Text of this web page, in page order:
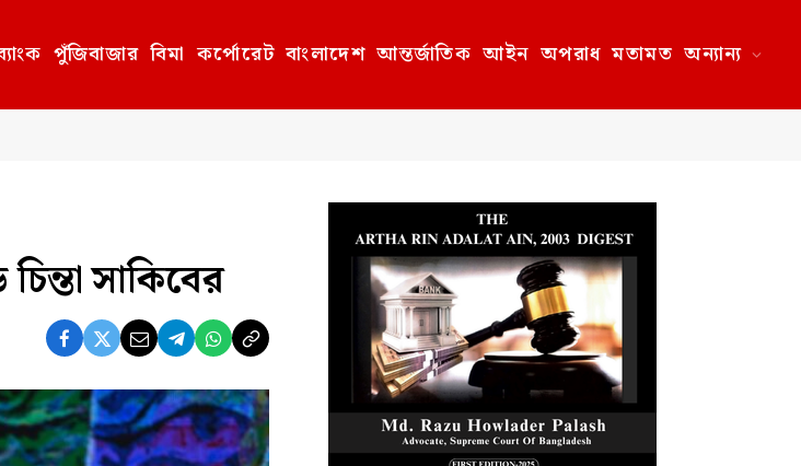
পুঁজিবাজার বিমা কর্পোরেট বাংলাদেশ আন্তর্জাতিক আইন অপরাধ মতামত অন্যান্য
সাকিবের